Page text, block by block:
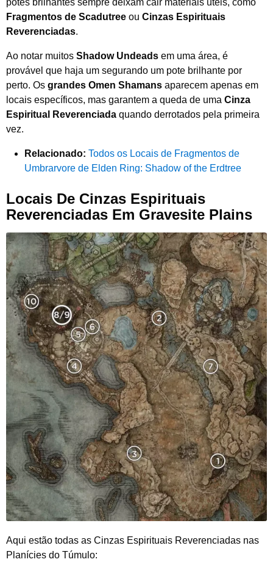
Fragmentos de Scadutree ou Cinzas Espirituais
Reverenciadas.
Ao notar muitos Shadow Undeads em uma área, é
provável que haja um segurando um pote brilhante por
perto. Os grandes Omen Shamans aparecem apenas em
locais específicos, mas garantem a queda de uma Cinza
Espiritual Reverenciada quando derrotados pela primeira
vez.
Relacionado: Todos os Locais de Fragmentos de
Umbrarvore de Elden Ring: Shadow of the Erdtree
Locais De Cinzas Espirituais
Reverenciadas Em Gravesite Plains
Aqui estão todas as Cinzas Espirituais Reverenciadas nas
Planícies do Túmulo: